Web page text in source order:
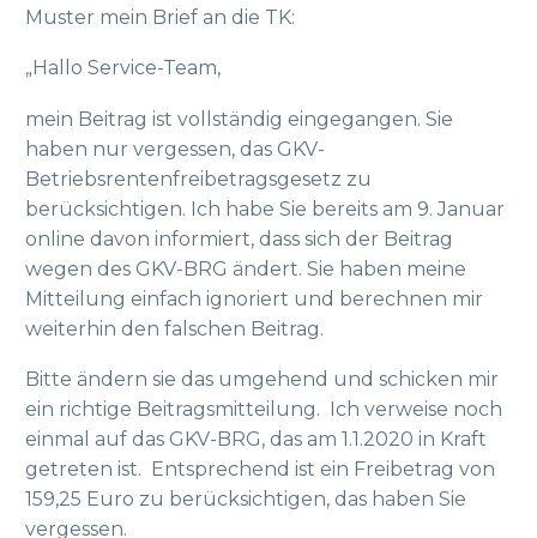
Muster mein Brief an die TK:
„Hallo Service-Team,
mein Beitrag ist vollständig eingegangen. Sie
haben nur vergessen, das GKV-
Betriebsrentenfreibetragsgesetz zu
berücksichtigen. Ich habe Sie bereits am 9. Januar
online davon informiert, dass sich der Beitrag
wegen des GKV-BRG ändert. Sie haben meine
Mitteilung einfach ignoriert und berechnen mir
weiterhin den falschen Beitrag.
Bitte ändern sie das umgehend und schicken mir
ein richtige Beitragsmitteilung. Ich verweise noch
einmal auf das GKV-BRG, das am 1.1.2020 in Kraft
getreten ist. Entsprechend ist ein Freibetrag von
159,25 Euro zu berücksichtigen, das haben Sie
vergessen.